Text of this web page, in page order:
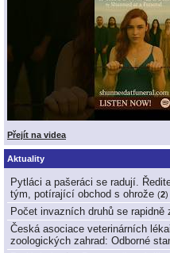
Přejít na videa
Aktuality
Pytláci a pašeráci se radují.
tým, potírající obchod s ohrože (2)
Počet invazních druhů se
Česká asociace veterinárních
zoologických zahrad: Odborné